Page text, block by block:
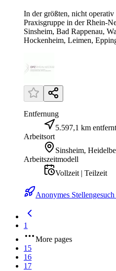
In der größten, nicht operativ
Praxisgruppe in der Rhein-
Sinsheim, Bad Rappenau,
Hockenheim, Leimen,
Entfernung
5.597,1 km entfernt
Arbeitsort
Sinsheim,
Arbeitszeitmodell
Vollzeit | Teilzeit
Anonymes Stellengesuch
1
More pages
15
16
17